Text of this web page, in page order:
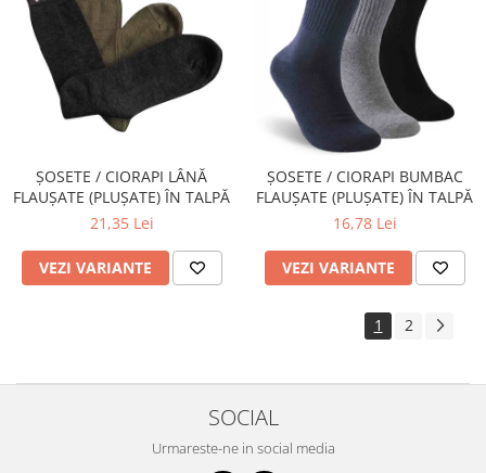
ȘOSETE / CIORAPI LÂNĂ
FLAUȘATE (PLUȘATE) ÎN TALPĂ
21,35 Lei
VEZI VARIANTE
ȘOSETE / CIORAPI BUMBAC
FLAUȘATE (PLUȘATE) ÎN TALPĂ
16,78 Lei
VEZI VARIANTE
1 2
SOCIAL
Urmareste-ne in social media